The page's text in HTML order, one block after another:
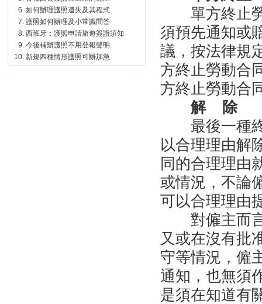
單方終止
須預先通知或
議，按法律規
方終止勞動合
方終止勞動合
解
除
最後一種
以合理理由解
同的合理理由
或情況，不論
可以合理理由
對僱主而
又或在沒有批
守等情況，僱
通知，也無須
是須在知道有
如何辦理護照遺失及其程式
護照如何辦理及小常識問答
西班牙：護照申請旅遊簽證須知
今後補辦護照不用登報聲明
新規四種情形護照可辦加急